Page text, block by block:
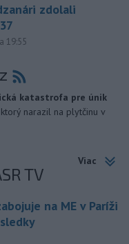
zdolali
19:55
katastrofa pre únik
narazil na plytčinu v
Viac
TV
na ME v Paríži